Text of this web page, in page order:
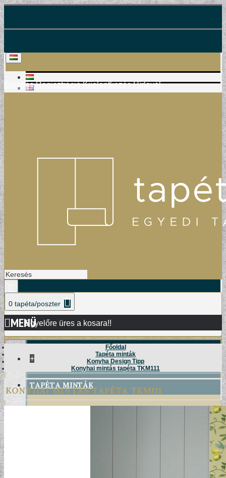
Belépés Regisztráció Kijelentkezés Hírlevél
0 tapéta/poszter
Egyelőre üres a kosara!!
MENÜ
+
TAPÉTA MINTÁK
Főoldal
Tapéta minták
Konyha Design Tipp
Konyhai mintás tapéta TKM111
KONYHAI MINTÁS TAPÉTA TKM111